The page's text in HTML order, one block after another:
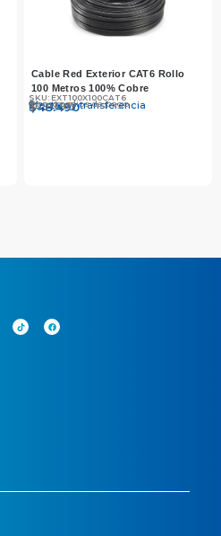
Cable Red Exterior CAT6 Rollo
100 Metros 100% Cobre
SKU: EXT100X100CAT6
$48.490
Efectivo y transferencia
$49.990
Otros medios de pago